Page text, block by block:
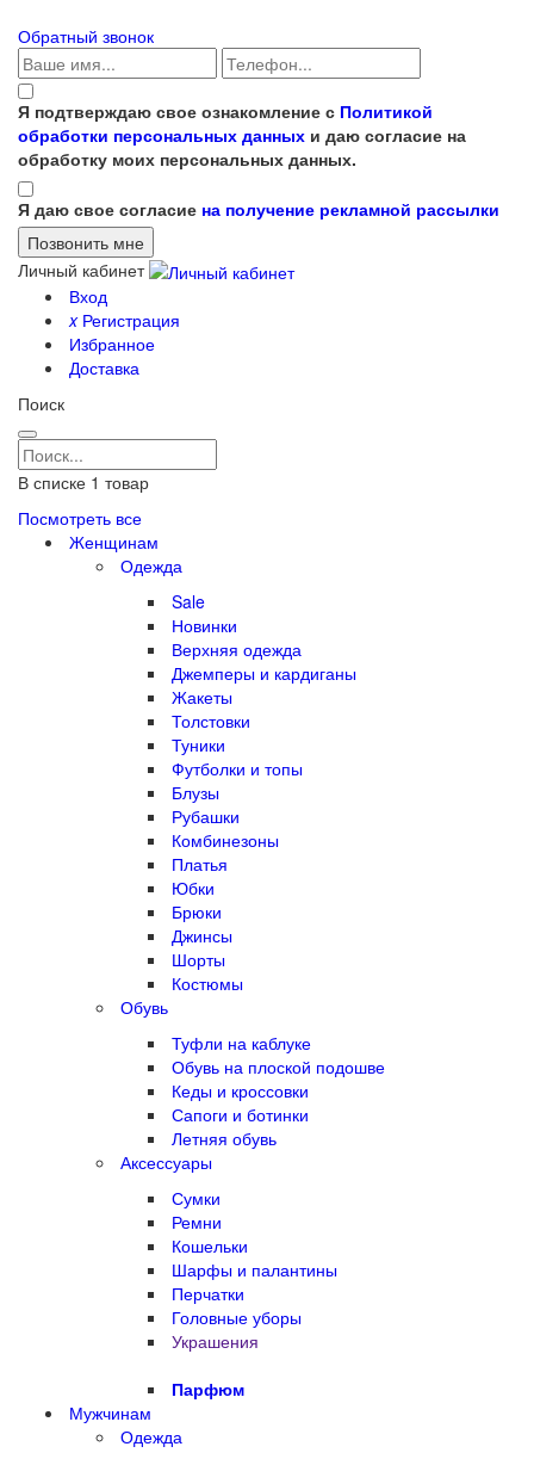
Обратный звонок
Я подтверждаю свое ознакомление с Политикой
обработки персональных данных и даю согласие на
обработку моих персональных данных.
Я даю свое согласие на получение рекламной рассылки
Личный кабинет
Вход
xРегистрация
Избранное
Доставка
Поиск
В списке 1 товар
Посмотреть все
Женщинам
Одежда
Sale
Новинки
Верхняя одежда
Джемперы и кардиганы
Жакеты
Толстовки
Туники
Футболки и топы
Блузы
Рубашки
Комбинезоны
Платья
Юбки
Брюки
Джинсы
Шорты
Костюмы
Обувь
Туфли на каблуке
Обувь на плоской подошве
Кеды и кроссовки
Сапоги и ботинки
Летняя обувь
Аксессуары
Сумки
Ремни
Кошельки
Шарфы и палантины
Перчатки
Головные уборы
Украшения
Парфюм
Мужчинам
Одежда